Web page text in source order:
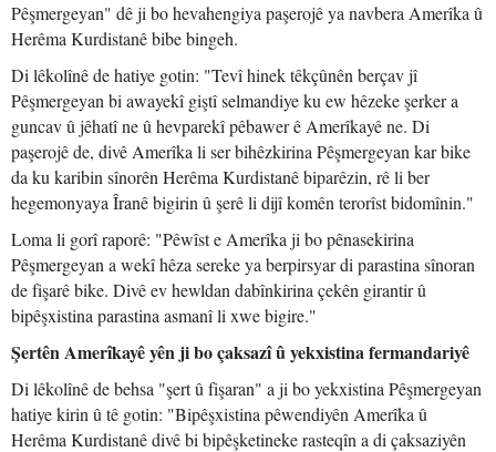
Pêşmergeyan" dê ji bo hevahengiya paşerojê ya navbera Amerîka û
Herêma Kurdistanê bibe bingeh.
Di lêkolînê de hatiye gotin: "Tevî hinek têkçûnên berçav jî
Pêşmergeyan bi awayekî giştî selmandiye ku ew hêzeke şerker a
guncav û jêhatî ne û hevparekî pêbawer ê Amerîkayê ne. Di
paşerojê de, divê Amerîka li ser bihêzkirina Pêşmergeyan kar bike
da ku karibin sînorên Herêma Kurdistanê biparêzin, rê li ber
hegemonyaya Îranê bigirin û şerê li dijî komên terorîst bidomînin."
Loma li gorî raporê: "Pêwîst e Amerîka ji bo pênasekirina
Pêşmergeyan a wekî hêza sereke ya berpirsyar di parastina sînoran
de fişarê bike. Divê ev hewldan dabînkirina çekên girantir û
bipêşxistina parastina asmanî li xwe bigire."
Şertên Amerîkayê yên ji bo çaksazî û yekxistina fermandariyê
Di lêkolînê de behsa "şert û fişaran" a ji bo yekxistina Pêşmergeyan
hatiye kirin û tê gotin: "Bipêşxistina pêwendiyên Amerîka û
Herêma Kurdistanê divê bi bipêşketineke rasteqîn a di çaksaziyên